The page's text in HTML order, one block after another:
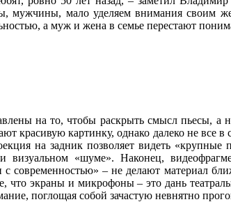
мужчины, мало уделяем внимания своим
а муж и жена в семье перестают
на то, чтобы раскрыть смысл пьесы, а
красивую картинку, однако далеко не все в
на задник позволяет видеть
«шуме». Наконец,
– не делают материал
экраны и микрофоны – это дань
поглощая собой зачастую невнятно